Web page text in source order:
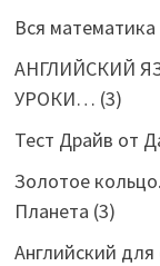
Вся математика
АНГЛИЙСКИЙ
УРОКИ… (3)
Тест Драйв от
Золотое
Планета (3)
Английский для